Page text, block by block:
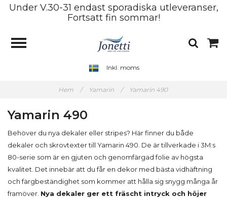
Under V.30-31 endast sporadiska utleveranser,
Fortsatt fin sommar!
Inkl. moms
Hem / Yamarin / Yamarin 490
Yamarin 490
Behöver du nya dekaler eller stripes? Här finner du både
dekaler och skrovtexter till Yamarin 490. De är tillverkade i 3M:s
80-serie som är en gjuten och genomfärgad folie av högsta
kvalitet. Det innebär att du får en dekor med bästa vidhäftning
och färgbeständighet som kommer att hålla sig snygg många år
framöver. Nya dekaler ger ett fräscht intryck och höjer